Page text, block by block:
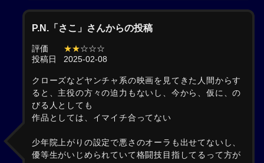
P.N.「さこ」さんからの投稿
評価 ★★☆☆☆
投稿日
2025-02-08
クローズなどヤンチャ系の映画を見てきた人間からす
ると、主役の方々の迫力もないし、今から、仮に、の
びる人としても
作品としては、イマイチ合ってない
少年院上がりの設定で悪さのオーラも出せてないし、
優等生がいじめられていて格闘技目指してるって方が